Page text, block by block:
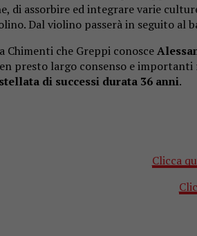
di assorbire ed integrare varie
Dal violino passerà in seguito al
Chimenti che Greppi conosce
presto largo consenso e
di successi durata 36 anni.
Clicca